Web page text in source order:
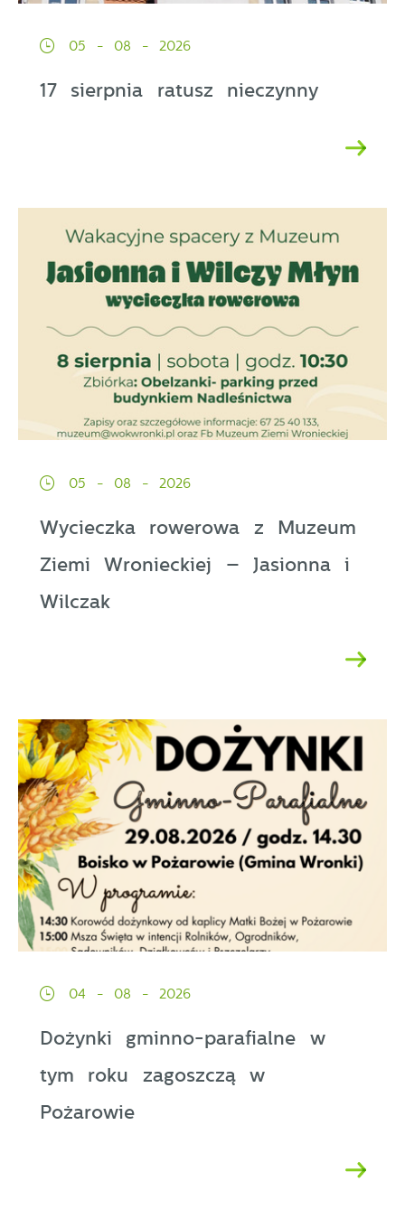
05 - 08 - 2026
17 sierpnia ratusz nieczynny
05 - 08 - 2026
Wycieczka rowerowa z Muzeum
Ziemi Wronieckiej – Jasionna i
Wilczak
04 - 08 - 2026
Dożynki gminno-parafialne w
tym roku zagoszczą w
Pożarowie